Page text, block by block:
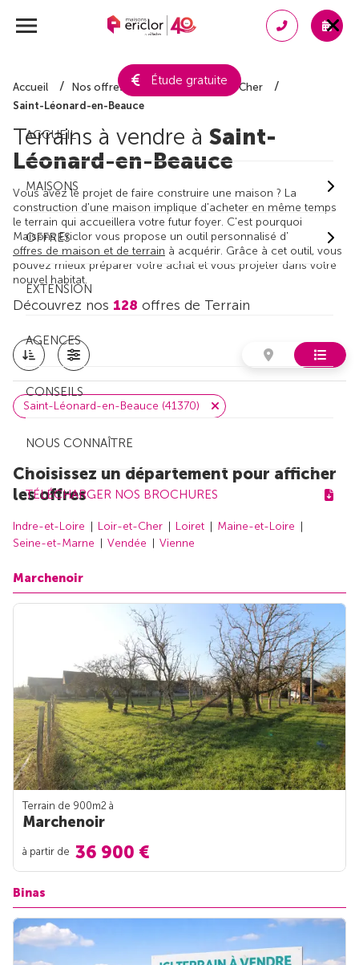
Étude gratuite
ACCUEIL
MAISONS
OFFRES
EXTENSION
AGENCES
CONSEILS
NOUS CONNAÎTRE
TÉLÉCHARGER NOS BROCHURES
Accueil Nos offres de terrain
Loir-et-Cher
Saint-Léonard-en-Beauce
Terrains à vendre à Saint-
Léonard-en-Beauce
Vous avez le projet de faire construire une maison ? La
construction d'une maison implique d'acheter en même temps
le terrain qui accueillera votre futur foyer. C'est pourquoi
Maisons Ericlor vous propose un outil personnalisé d'
offres de maison et de terrain à acquérir. Grâce à cet outil, vous
pouvez mieux préparer votre achat et vous projeter dans votre
nouvel habitat.
Découvrez nos 128 offres de Terrain
Saint-Léonard-en-Beauce (41370)
Choisissez un département pour afficher
les offres
Indre-et-Loire Loir-et-Cher Loiret
Maine-et-Loire
Seine-et-Marne
Vendée Vienne
Marchenoir
Terrain de 900m2 à
Marchenoir
à partir de 36 900 €
Binas